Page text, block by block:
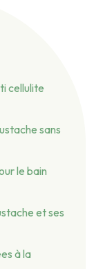
cellulite
sans
le bain
et ses
à la